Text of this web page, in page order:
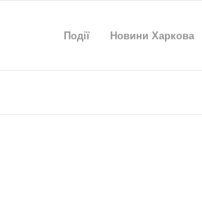
Події Новини Харкова